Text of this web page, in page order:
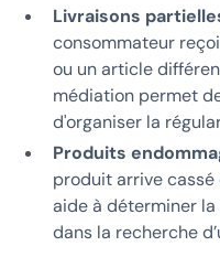
Livraisons
consommateur
ou un article
médiation permet
d'organiser la
Produits
produit arrive
aide à déterminer
dans la recherche